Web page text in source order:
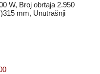
W, Broj obrtaja 2.950
mm, Unutrašnji